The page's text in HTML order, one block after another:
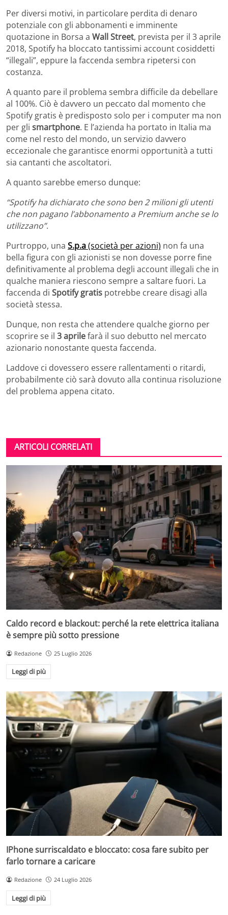
Per diversi motivi, in particolare perdita di denaro
potenziale con gli abbonamenti e imminente
quotazione in Borsa a Wall Street, prevista per il 3 aprile
2018, Spotify ha bloccato tantissimi account cosiddetti
“illegali”, eppure la faccenda sembra ripetersi con
costanza.
A quanto pare il problema sembra difficile da debellare
al 100%. Ciò è davvero un peccato dal momento che
Spotify gratis è predisposto solo per i computer ma non
per gli smartphone. E l’azienda ha portato in Italia ma
come nel resto del mondo, un servizio davvero
eccezionale che garantisce enormi opportunità a tutti
sia cantanti che ascoltatori.
A quanto sarebbe emerso dunque:
“Spotify ha dichiarato che sono ben 2 milioni gli utenti
che non pagano l’abbonamento a Premium anche se lo
utilizzano”.
Purtroppo, una S.p.a(società per azioni) non fa una
bella figura con gli azionisti se non dovesse porre fine
definitivamente al problema degli account illegali che in
qualche maniera riescono sempre a saltare fuori. La
faccenda di Spotify gratis potrebbe creare disagi alla
società stessa.
Dunque, non resta che attendere qualche giorno per
scoprire se il 3 aprilefarà il suo debutto nel mercato
azionario nonostante questa faccenda.
Laddove ci dovessero essere rallentamenti o ritardi,
probabilmente ciò sarà dovuto alla continua risoluzione
del problema appena citato.
ARTICOLI CORRELATI
Caldo record e blackout: perché la rete elettrica italiana
è sempre più sotto pressione
Redazione 25 Luglio 2026
Leggi di più
IPhone surriscaldato e bloccato: cosa fare subito per
farlo tornare a caricare
Redazione 24 Luglio 2026
Leggi di più